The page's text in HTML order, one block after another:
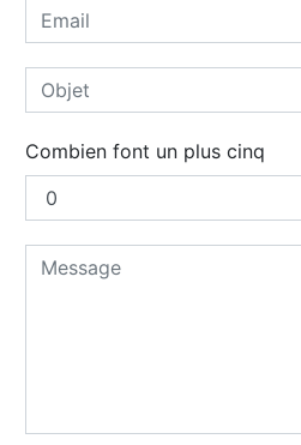
Combien font un plus cinq